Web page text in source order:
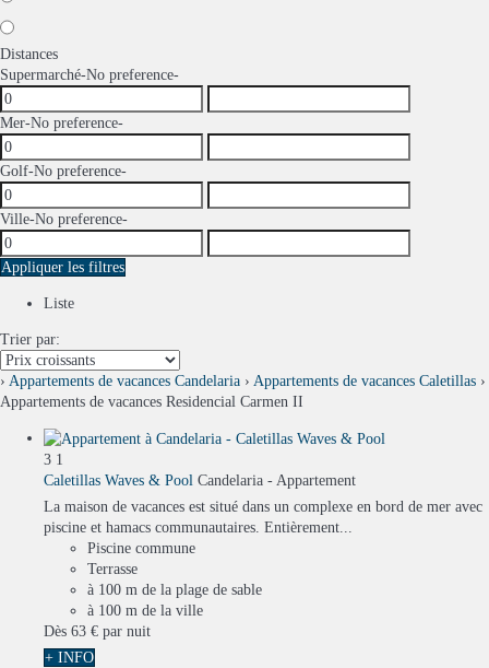
Distances
Supermarché-No preference-
Mer-No preference-
Golf-No preference-
Ville-No preference-
Appliquer les filtres
Liste
Trier par:
› Appartements de vacances Candelaria › Appartements de vacances Caletillas ›
Appartements de vacances Residencial Carmen II
3 1
Caletillas Waves & Pool Candelaria - Appartement
La maison de vacances est situé dans un complexe en bord de mer avec
piscine et hamacs communautaires. Entièrement...
Piscine commune
Terrasse
à 100 m de la plage de sable
à 100 m de la ville
Dès 63 € par nuit
+ INFO